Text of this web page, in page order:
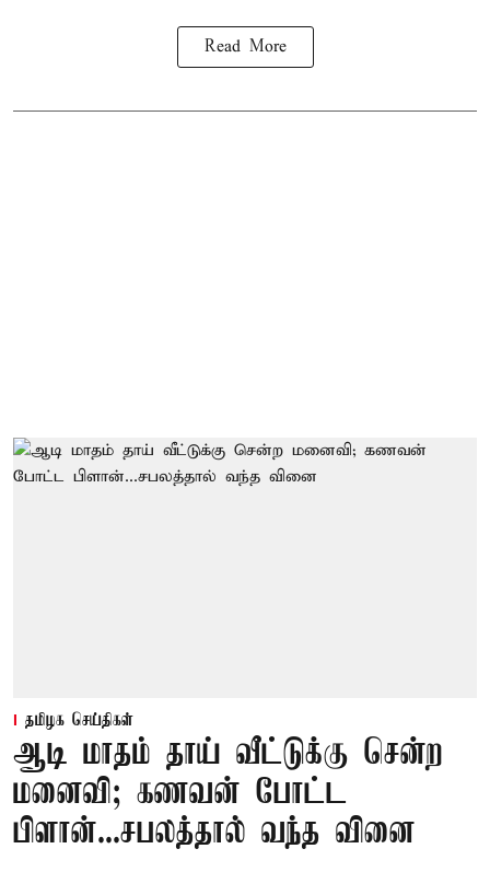
Read More
தமிழக செய்திகள்
ஆடி மாதம் தாய் வீட்டுக்கு சென்ற
மனைவி; கணவன் போட்ட
பிளான்...சபலத்தால் வந்த வினை